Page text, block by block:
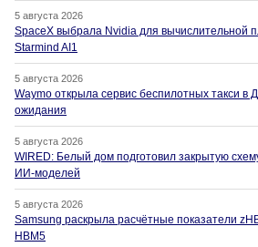
5 августа 2026
SpaceX выбрала Nvidia для вычислительной
Starmind AI1
5 августа 2026
Waymo открыла сервис беспилотных такси в
ожидания
5 августа 2026
WIRED: Белый дом подготовил закрытую
ИИ-моделей
5 августа 2026
Samsung раскрыла расчётные показатели
HBM5